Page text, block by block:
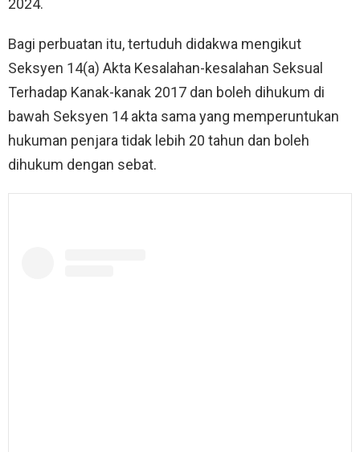
2024.
Bagi perbuatan itu, tertuduh didakwa mengikut
Seksyen 14(a) Akta Kesalahan-kesalahan Seksual
Terhadap Kanak-kanak 2017 dan boleh dihukum di
bawah Seksyen 14 akta sama yang memperuntukan
hukuman penjara tidak lebih 20 tahun dan boleh
dihukum dengan sebat.